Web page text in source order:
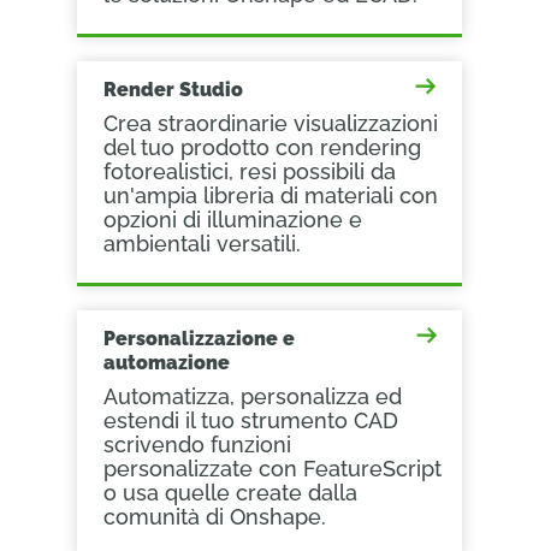
Render Studio
Crea straordinarie visualizzazioni
del tuo prodotto con rendering
fotorealistici, resi possibili da
un'ampia libreria di materiali con
opzioni di illuminazione e
ambientali versatili.
Personalizzazione e
automazione
Automatizza, personalizza ed
estendi il tuo strumento CAD
scrivendo funzioni
personalizzate con FeatureScript
o usa quelle create dalla
comunità di Onshape.